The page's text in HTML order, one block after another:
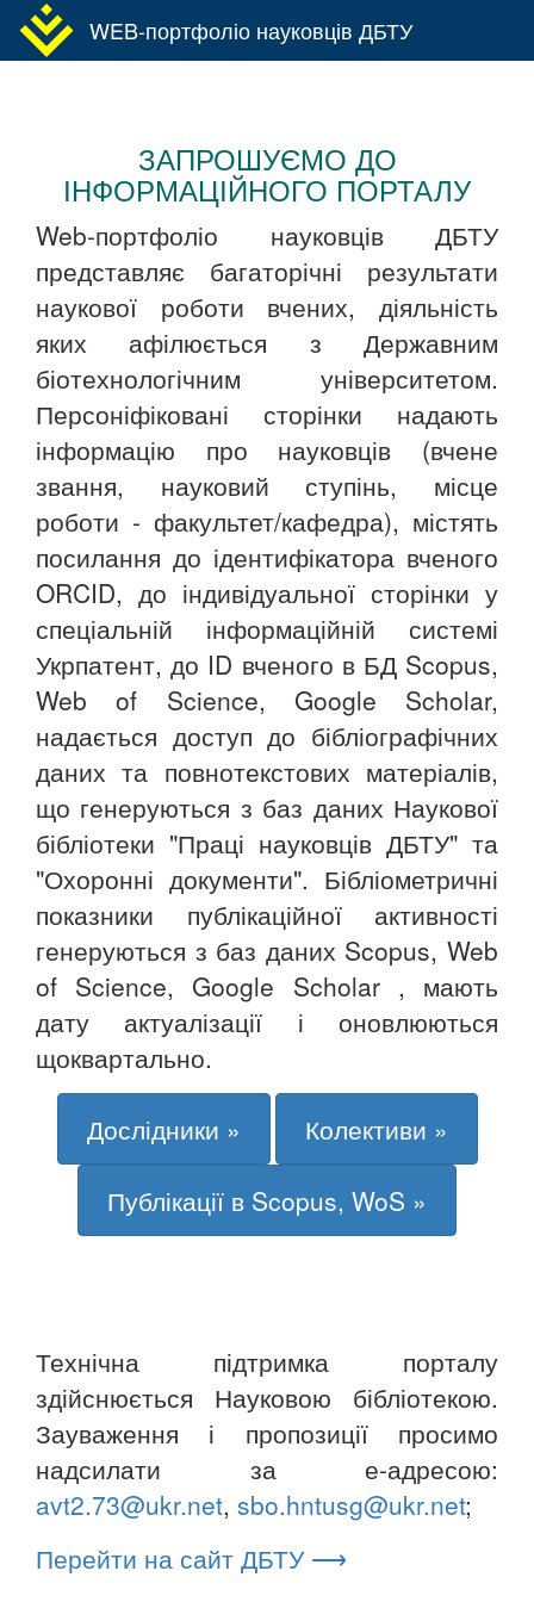
WEB-портфоліо науковців ДБТУ
ЗАПРОШУЄМО ДО
ІНФОРМАЦІЙНОГО ПОРТАЛУ
Web-портфоліо науковців ДБТУ
представляє багаторічні результати
наукової роботи вчених, діяльність
яких афілюється з Державним
біотехнологічним університетом.
Персоніфіковані сторінки надають
інформацію про науковців (вчене
звання, науковий ступінь, місце
роботи - факультет/кафедра), містять
посилання до ідентифікатора вченого
ORCID, до індивідуальної сторінки у
спеціальній інформаційній системі
Укрпатент, до ID вченого в БД Scopus,
Web of Science, Google Scholar,
надається доступ до бібліографічних
даних та повнотекстових матеріалів,
що генеруються з баз даних Наукової
бібліотеки "Праці науковців ДБТУ" та
"Охоронні документи". Бібліометричні
показники публікаційної активності
генеруються з баз даних Scopus, Web
of Science, Google Scholar , мають
дату актуалізації і оновлюються
щоквартально.
Дослідники »
Колективи »
Публікації в Scopus, WoS »
Технічна підтримка порталу
здійснюється Науковою бібліотекою.
Зауваження і пропозиції просимо
надсилати за е-адресою:
avt2.73@ukr.net, sbo.hntusg@ukr.net;
Перейти на сайт ДБТУ ⟶